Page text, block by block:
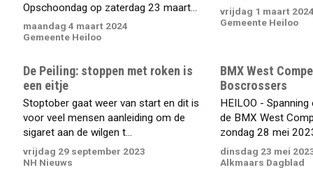
Opschoondag op zaterdag 23 maart...
maandag 4 maart 2024
Gemeente Heiloo
vrijdag 1 maart
Gemeente Heiloo
De Peiling: stoppen met roken is
een eitje
Stoptober gaat weer van start en dit is
voor veel mensen aanleiding om de
sigaret aan de wilgen t...
vrijdag 29 september 2023
NH Nieuws
BMX West
Boscrossers
HEILOO -
de BMX West
zondag 28 mei
dinsdag 23 mei
Alkmaars Dagblad